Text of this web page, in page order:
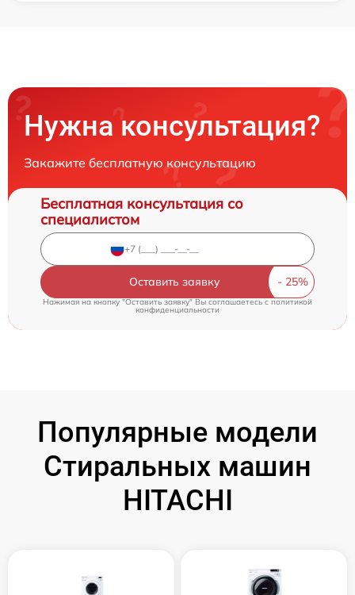
Нужна консультация?
Закажите бесплатную консультацию
Бесплатная консультация со
специалистом
Оставить заявку
Нажимая на кнопку "Оставить заявку" Вы соглашаетесь cполитикой
конфиденциальности
Популярные модели
Стиральных машин
HITACHI